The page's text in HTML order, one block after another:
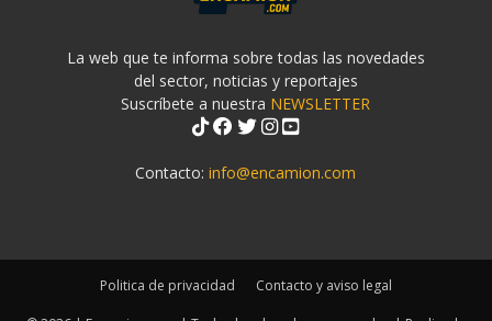
La web que te informa sobre todas las novedades
del sector, noticias y reportajes
Suscríbete a nuestra NEWSLETTER
Contacto:info@encamion.com
Politica de privacidad Contacto y aviso legal